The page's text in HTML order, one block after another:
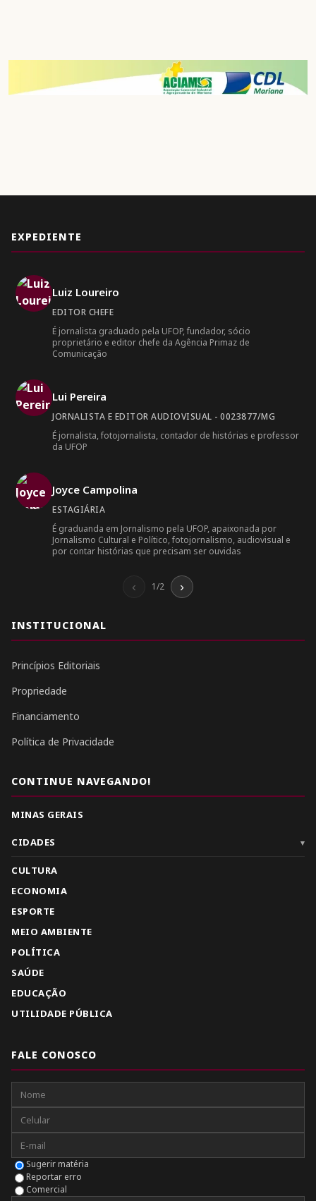
EXPEDIENTE
Luiz Loureiro
EDITOR CHEFE
É jornalista graduado pela UFOP, fundador, sócio
proprietário e editor chefe da Agência Primaz de
Comunicação
Lui Pereira
JORNALISTA E EDITOR AUDIOVISUAL - 0023877/MG
É jornalista, fotojornalista, contador de histórias e professor
da UFOP
Joyce Campolina
ESTAGIÁRIA
É graduanda em Jornalismo pela UFOP, apaixonada por
Jornalismo Cultural e Político, fotojornalismo, audiovisual e
por contar histórias que precisam ser ouvidas
‹ 1/2 ›
INSTITUCIONAL
Princípios Editoriais
Propriedade
Financiamento
Política de Privacidade
CONTINUE NAVEGANDO!
MINAS GERAIS
CIDADES ▾
CULTURA
ECONOMIA
ESPORTE
MEIO AMBIENTE
POLÍTICA
SAÚDE
EDUCAÇÃO
UTILIDADE PÚBLICA
FALE CONOSCO
Sugerir matéria
Reportar erro
Comercial